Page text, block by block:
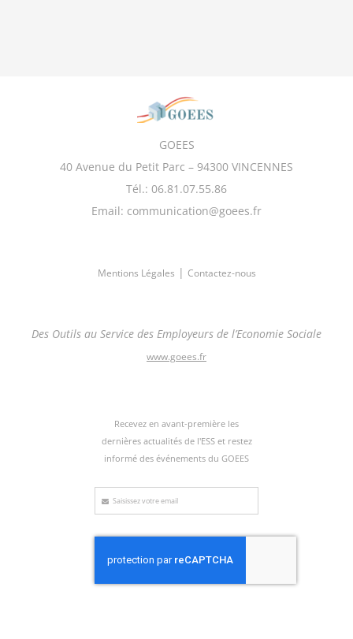
GOEES
40 Avenue du Petit Parc – 94300 VINCENNES
Tél.: 06.81.07.55.86
Email: communication@goees.fr
Mentions Légales | Contactez-nous
Des Outils au Service des Employeurs de l’Economie Sociale
www.goees.fr
Recevez en avant-première les
dernières actualités de l'ESS et restez
informé des événements du GOEES